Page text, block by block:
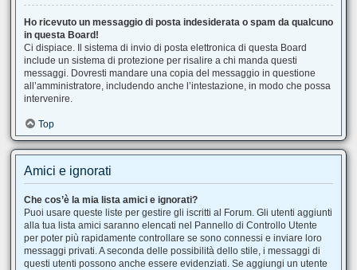
Ho ricevuto un messaggio di posta indesiderata o spam da qualcuno
in questa Board!
Ci dispiace. Il sistema di invio di posta elettronica di questa Board
include un sistema di protezione per risalire a chi manda questi
messaggi. Dovresti mandare una copia del messaggio in questione
all’amministratore, includendo anche l’intestazione, in modo che possa
intervenire.
Top
Amici e ignorati
Che cos’è la mia lista amici e ignorati?
Puoi usare queste liste per gestire gli iscritti al Forum. Gli utenti aggiunti
alla tua lista amici saranno elencati nel Pannello di Controllo Utente
per poter più rapidamente controllare se sono connessi e inviare loro
messaggi privati. A seconda delle possibilità dello stile, i messaggi di
questi utenti possono anche essere evidenziati. Se aggiungi un utente